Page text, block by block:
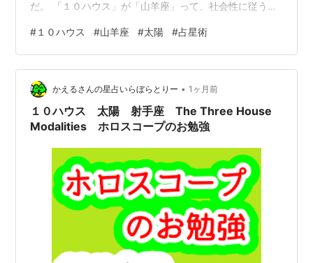
だ。 「１０ハウス」が「山羊座」って、社会性に従う感
ということは「１ハウス 牡羊座」の可能性も高いです
ね。 なるほど、そうしたら直感で行動する人になる面も
あるのか。 その場合、幅広い学習を必要とするホロスコ
ープだと転職が多いかもしれないですよね。 そうか、別
に転職は問題無いけど、日本とかだったらそれを不真面
目と…
# １０ハウス #山羊座 #太陽 #占星術
かえるさんの星占いらぼらとりー • 1ヶ月前
１０ハウス 太陽 射手座 The Three House
Modalities ホロスコープのお勉強